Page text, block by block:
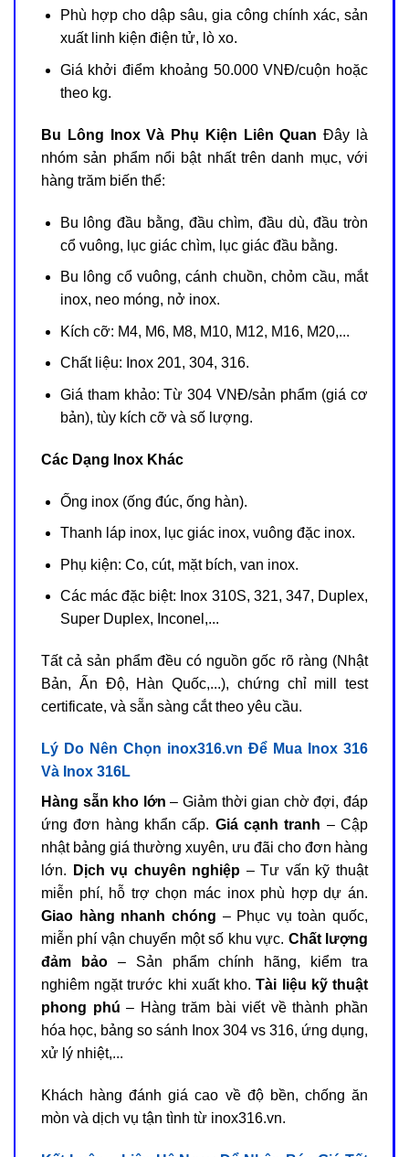
Phù hợp cho dập sâu, gia công chính xác, sản
xuất linh kiện điện tử, lò xo.
Giá khởi điểm khoảng 50.000 VNĐ/cuộn hoặc
theo kg.
Bu Lông Inox Và Phụ Kiện Liên Quan Đây là
nhóm sản phẩm nổi bật nhất trên danh mục, với
hàng trăm biến thể:
Bu lông đầu bằng, đầu chìm, đầu dù, đầu tròn
cổ vuông, lục giác chìm, lục giác đầu bằng.
Bu lông cổ vuông, cánh chuồn, chỏm cầu, mắt
inox, neo móng, nở inox.
Kích cỡ: M4, M6, M8, M10, M12, M16, M20,...
Chất liệu: Inox 201, 304, 316.
Giá tham khảo: Từ 304 VNĐ/sản phẩm (giá cơ
bản), tùy kích cỡ và số lượng.
Các Dạng Inox Khác
Ống inox (ống đúc, ống hàn).
Thanh láp inox, lục giác inox, vuông đặc inox.
Phụ kiện: Co, cút, mặt bích, van inox.
Các mác đặc biệt: Inox 310S, 321, 347, Duplex,
Super Duplex, Inconel,...
Tất cả sản phẩm đều có nguồn gốc rõ ràng (Nhật
Bản, Ấn Độ, Hàn Quốc,...), chứng chỉ mill test
certificate, và sẵn sàng cắt theo yêu cầu.
Lý Do Nên Chọn inox316.vn Để Mua Inox 316
Và Inox 316L
Hàng sẵn kho lớn – Giảm thời gian chờ đợi, đáp
ứng đơn hàng khẩn cấp. Giá cạnh tranh – Cập
nhật bảng giá thường xuyên, ưu đãi cho đơn hàng
lớn.
Dịch vụ chuyên nghiệp – Tư vấn kỹ thuật
miễn phí, hỗ trợ chọn mác inox phù hợp dự án.
Giao hàng nhanh chóng – Phục vụ toàn quốc,
miễn phí vận chuyển một số khu vực. Chất lượng
đảm bảo– Sản phẩm chính hãng, kiểm tra
nghiêm ngặt trước khi xuất kho.Tài liệu kỹ thuật
phong phú – Hàng trăm bài viết về thành phần
hóa học, bảng so sánh Inox 304 vs 316, ứng dụng,
xử lý nhiệt,...
Khách hàng đánh giá cao về độ bền, chống ăn
mòn và dịch vụ tận tình từ inox316.vn.